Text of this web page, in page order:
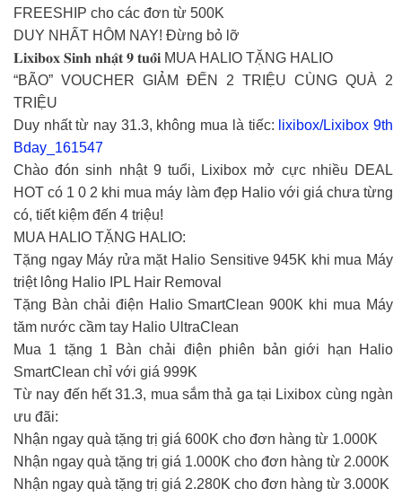
FREESHIP cho các đơn từ 500K
DUY NHẤT HÔM NAY! Đừng bỏ lỡ
𝐋𝐢𝐱𝐢𝐛𝐨𝐱 𝐒𝐢𝐧𝐡 𝐧𝐡𝐚̣̂𝐭 𝟗 𝐭𝐮𝐨̂̉𝐢 MUA HALIO TẶNG HALIO
“BÃO” VOUCHER GIẢM ĐẾN 2 TRIỆU CÙNG QUÀ 2
TRIỆU
Duy nhất từ nay 31.3, không mua là tiếc: lixibox/Lixibox 9th
Bday_161547
Chào đón sinh nhật 9 tuổi, Lixibox mở cực nhiều DEAL
HOT có 1 0 2 khi mua máy làm đẹp Halio với giá chưa từng
có, tiết kiệm đến 4 triệu!
MUA HALIO TẶNG HALIO:
Tặng ngay Máy rửa mặt Halio Sensitive 945K khi mua Máy
triệt lông Halio IPL Hair Removal
Tặng Bàn chải điện Halio SmartClean 900K khi mua Máy
tăm nước cầm tay Halio UltraClean
Mua 1 tặng 1 Bàn chải điện phiên bản giới hạn Halio
SmartClean chỉ với giá 999K
Từ nay đến hết 31.3, mua sắm thả ga tại Lixibox cùng ngàn
ưu đãi:
Nhận ngay quà tặng trị giá 600K cho đơn hàng từ 1.000K
Nhận ngay quà tặng trị giá 1.000K cho đơn hàng từ 2.000K
Nhận ngay quà tặng trị giá 2.280K cho đơn hàng từ 3.000K